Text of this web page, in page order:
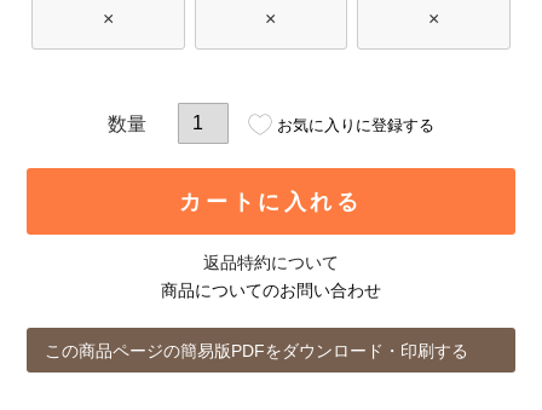
×
×
×
お気に入りに登録する
カートに入れる
返品特約について
商品についてのお問い合わせ
この商品ページの簡易版PDFをダウンロード・印刷する